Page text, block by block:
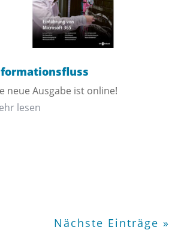
neue Ausgabe ist online!
lesen
Nächste Einträge »